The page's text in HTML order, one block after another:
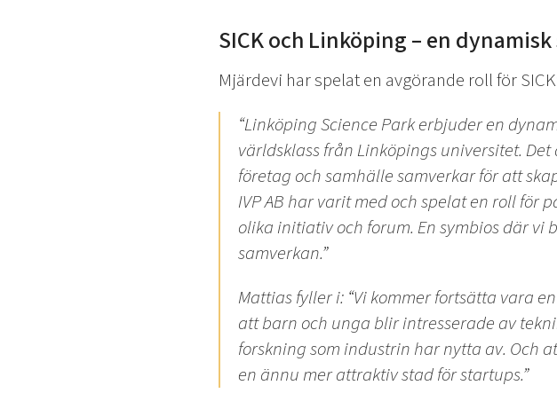
SICK och Linköping – en
Mjärdevi har spelat en avgörande roll för
“Linköping Science Park erbjuder en
världsklass från Linköpings universitet.
företag och samhälle samverkar för att
IVP AB har varit med och spelat en roll för
olika initiativ och forum. En symbios där
samverkan.”
Mattias fyller i: “Vi kommer fortsätta vara
att barn och unga blir intresserade av
forskning som industrin har nytta av. Och
en ännu mer attraktiv stad för startups.”